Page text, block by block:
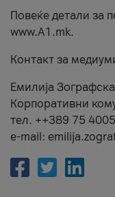
Повеќе детали за
www.А1.mk.
Контакт за
Емилија Зографска
Корпоративни
тел. ++389 75
e-mail: